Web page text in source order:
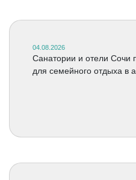
04.08.2026
Санатории и отели Сочи
для семейного отдыха в